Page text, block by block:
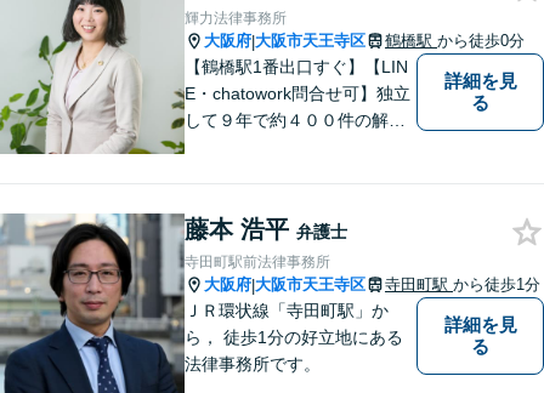
輝力法律事務所
大阪府|大阪市天王寺区 鶴橋駅 から徒歩0分
【鶴橋駅1番出口すぐ】【LIN
E・chatowork問合せ可】独立
して９年で約４００件の解決
さ」「人間力」「交渉力」を
駆使して依頼者様の笑顔を取
り戻すべく全力で取り組みま
す。
詳細を見
る
藤本 浩平 弁護士
寺田町駅前法律事務所
大阪府|大阪市天王寺区 寺田町駅 から徒歩1分
ＪＲ環状線「寺田町駅」か
ら， 徒歩1分の好立地にある
法律事務所です。
詳細を見
る